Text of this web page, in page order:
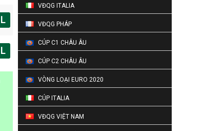
L
L
VĐQG ITALIA
VĐQG PHÁP
CÚP C1 CHÂU ÂU
CÚP C2 CHÂU ÂU
VÒNG LOẠI EURO 2020
CÚP ITALIA
VĐQG VIỆT NAM